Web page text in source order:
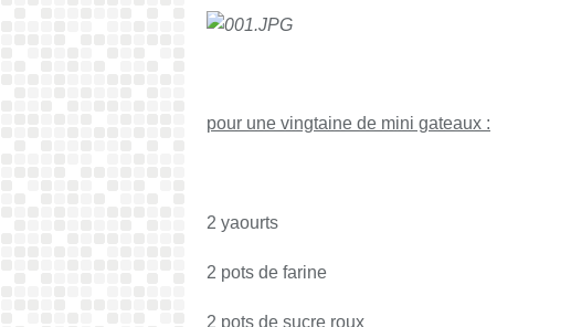
pour une vingtaine de mini gateaux :
2 yaourts
2 pots de farine
2 pots de sucre roux